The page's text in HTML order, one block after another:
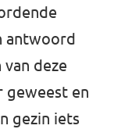
antwoord
deze
geweest en
gezin iets